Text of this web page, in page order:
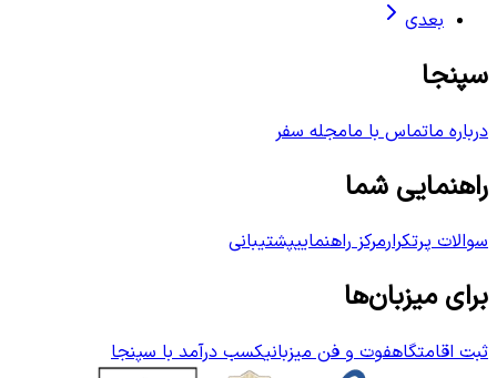
بعدی
سپنجا
درباره ماتماس با مامجله سفر
راهنمایی شما
سوالات پرتکرارمرکز راهنماییپشتیبانی
برای میزبان‌ها
ثبت اقامتگاهفوت و فن میزبانیکسب درآمد با سپنجا